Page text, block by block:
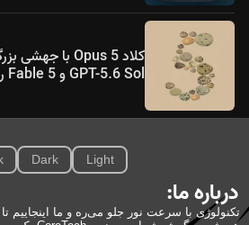
GPT-5.6 Sol و Fable 5 را شکست
Light
Dark
درباره ما:
تکنولوژی با سرعت نور جلو می‌ره و ما اینجاییم